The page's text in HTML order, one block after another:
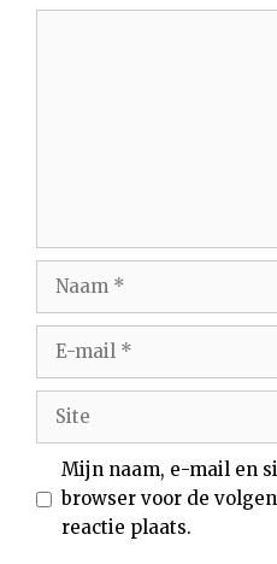
Naam
Site
Mijn naam, e-mail en
browser voor de
reactie plaats.